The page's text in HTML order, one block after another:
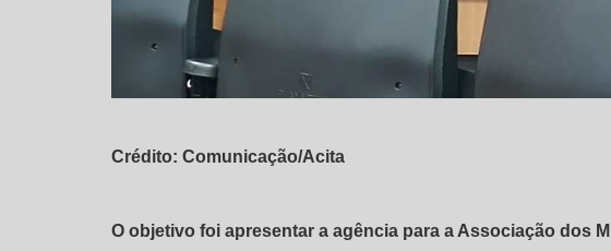
Crédito: Comunicação/Acita
O objetivo foi apresentar a agência para a Associação dos